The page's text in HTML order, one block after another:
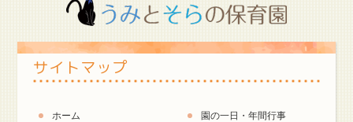
サイトマップ
ホーム 園の一日・年間行事